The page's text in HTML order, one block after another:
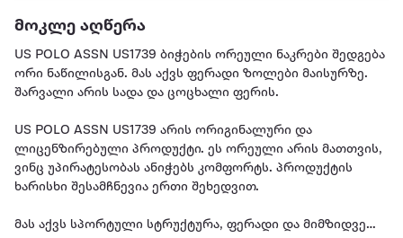
მოკლე აღწერა
US POLO ASSN US1739 ბიჭების ორეული ნაკრები შედგება
ორი ნაწილისგან. მას აქვს ფერადი ზოლები მაისურზე.
შარვალი არის სადა და ცოცხალი ფერის.
US POLO ASSN US1739 არის ორიგინალური და
ლიცენზირებული პროდუქტი. ეს ორეული არის მათთვის,
ვინც უპირატესობას ანიჭებს კომფორტს. პროდუქტის
ხარისხი შესამჩნევია ერთი შეხედვით.
მას აქვს სპორტული სტრუქტურა, ფერადი და მიმზიდველი